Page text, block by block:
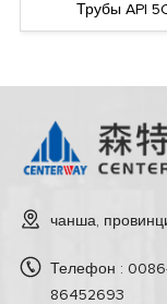
Трубы API
чанша,
Телефон :
86452693